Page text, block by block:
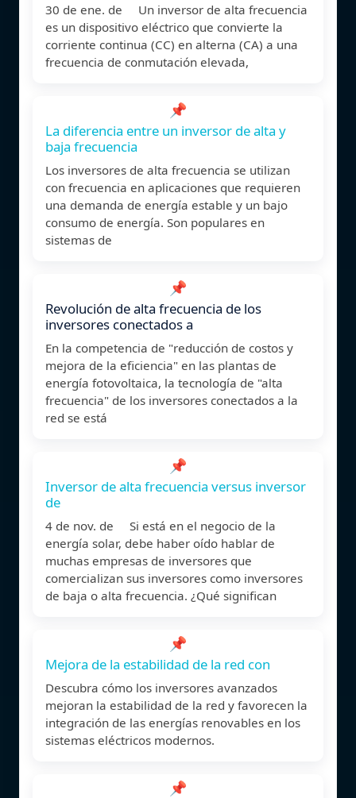
30 de ene. de Un inversor de alta frecuencia
es un dispositivo eléctrico que convierte la
corriente continua (CC) en alterna (CA) a una
frecuencia de conmutación elevada,
📌
La diferencia entre un inversor de alta y
baja frecuencia
Los inversores de alta frecuencia se utilizan
con frecuencia en aplicaciones que requieren
una demanda de energía estable y un bajo
consumo de energía. Son populares en
sistemas de
📌
Revolución de alta frecuencia de los
inversores conectados a
En la competencia de "reducción de costos y
mejora de la eficiencia" en las plantas de
energía fotovoltaica, la tecnología de "alta
frecuencia" de los inversores conectados a la
red se está
📌
Inversor de alta frecuencia versus inversor
de
4 de nov. de Si está en el negocio de la
energía solar, debe haber oído hablar de
muchas empresas de inversores que
comercializan sus inversores como inversores
de baja o alta frecuencia. ¿Qué significan
📌
Mejora de la estabilidad de la red con
Descubra cómo los inversores avanzados
mejoran la estabilidad de la red y favorecen la
integración de las energías renovables en los
sistemas eléctricos modernos.
📌